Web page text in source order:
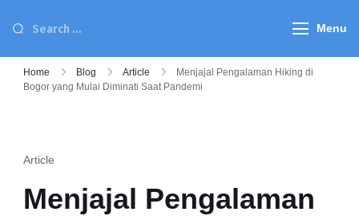
Menu
Home Blog Article
Menjajal Pengalaman Hiking di
Bogor yang Mulai Diminati Saat Pandemi
Article
Menjajal Pengalaman